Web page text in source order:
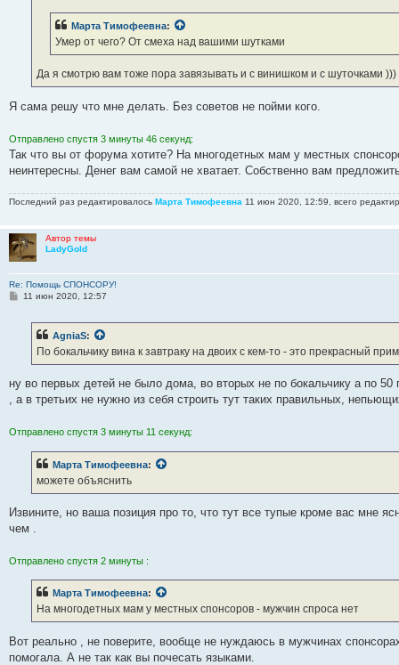
Марта Тимофеевна:
Умер от чего? От смеха над вашими шутками
Да я смотрю вам тоже пора завязывать и с винишком и с шуточками )))
Я сама решу что мне делать. Без советов не пойми кого.
Отправлено спустя 3 минуты 46 секунд:
Так что вы от форума хотите? На многодетных мам у местных
неинтересны. Денег вам самой не хватает. Собственно вам
Последний раз редактировалось Марта Тимофеевна 11 июн 2020, 12:59, всего
Автор темы
LadyGold
Re: Помощь СПОНСОРУ!
С
е
11 июн 2020, 12:57
AgniaS:
По бокальчику вина к завтраку на двоих с кем-то - это прекрасный
ну во первых детей не было дома, во вторых не по бокальчику а по
, а в третьих не нужно из себя строить тут таких правильных,
Отправлено спустя 3 минуты 11 секунд:
Марта Тимофеевна:
можете объяснить
Извините, но ваша позиция про то, что тут все тупые кроме вас мне
чем .
Отправлено спустя 2 минуты :
Марта Тимофеевна:
На многодетных мам у местных спонсоров - мужчин спроса нет
Вот реально , не поверите, вообще не нуждаюсь в мужчинах
помогала. А не так как вы почесать языками.